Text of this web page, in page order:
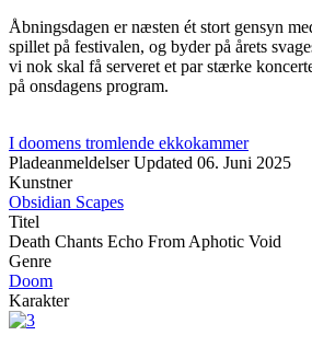
Åbningsdagen er næsten ét stort gensyn
spillet på festivalen, og byder på årets
vi nok skal få serveret et par stærke
på onsdagens program.
I doomens tromlende ekkokammer
Pladeanmeldelser Updated 06. Juni 2025
Kunstner
Obsidian Scapes
Titel
Death Chants Echo From Aphotic Void
Genre
Doom
Karakter